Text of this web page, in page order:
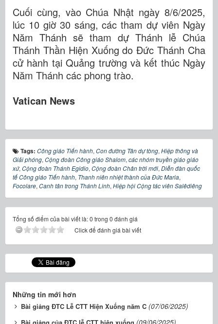
Cuối cùng, vào Chúa Nhật ngày 8/6/2025,
lúc 10 giờ 30 sáng, các tham dự viên Ngày
Năm Thánh sẽ tham dự Thánh lễ Chúa
Thánh Thần Hiện Xuống do Đức Thánh Cha
cử hành tại Quảng trường và kết thúc Ngày
Năm Thánh các phong trào.
Vatican News
Tags: Công giáo Tiến hành, Con đường Tân dự tòng, Hiệp thông và
Giải phóng, Cộng đoàn Công giáo Shalom, các nhóm truyền giáo giáo
xứ, Cộng đoàn Thánh Egidio, Cộng đoàn Chân trời mới, Diễn đàn quốc
tế Công giáo Tiến hành, Thanh niên nhiệt thành của Đức Maria,
Focolare, Canh tân trong Thánh Linh, Hiệp hội Cộng tác viên Salêdiêng
Tổng số điểm của bài viết là: 0 trong 0 đánh giá
Click để đánh giá bài viết
Những tin mới hơn
Bài giảng ĐTC Lễ CTT Hiện Xuống năm C (07/06/2025)